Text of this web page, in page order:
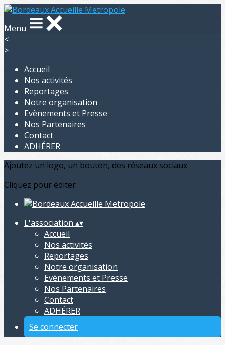
Menu
<
>
Accueil
Nos activités
Reportages
Notre organisation
Evènements et Presse
Nos Partenaires
Contact
ADHÉRER
Ajoutez un logo, un bouton, des réseaux sociaux
Cliquez pour éditer
L'association ▴▾
Accueil
Nos activités
Reportages
Notre organisation
Evènements et Presse
Nos Partenaires
Contact
ADHÉRER
Se connecter